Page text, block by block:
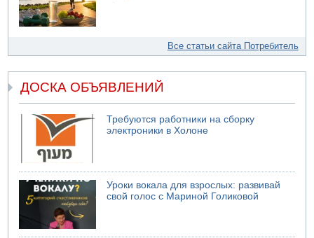
Все статьи сайта Потребитель
ДОСКА ОБЪЯВЛЕНИЙ
Требуются работники на сборку
электроники в Холоне
Уроки вокала для взрослых: развивай
свой голос с Мариной Голиковой